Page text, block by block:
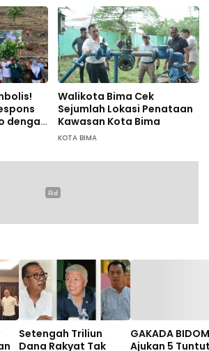
dengan
Walikota Bima Cek
Sejumlah Lokasi Penataan
Kawasan Kota Bima
KOTA BIMA
Setengah Triliun
Dana Rakyat Tak
GAKADA BIDOM
Ajukan 5